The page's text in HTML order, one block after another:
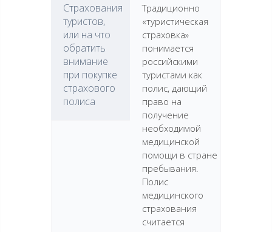
Страхования
туристов,
или на что
обратить
внимание
при покупке
страхового
полиса
Традиционно
«туристическая
страховка»
понимается
российскими
туристами как
полис, дающий
право на
получение
необходимой
медицинской
помощи в стране
пребывания.
Полис
медицинского
страхования
считается